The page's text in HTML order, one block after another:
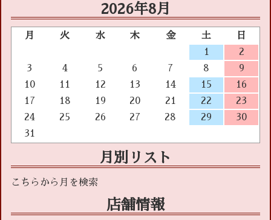
2026年8月
月 火 水 木 金 土
日
1
2
3
4 5 6 7 8
9
10
11 12 13 14 15
16
17
18 19 20 21 22
23
24
25 26 27 28 29
30
31
月別リスト
店舗情報